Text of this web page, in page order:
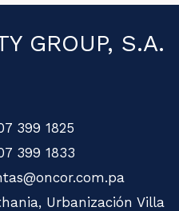
o
GROUP, S.A.
399 1825
399 1833
Urbanización Villa